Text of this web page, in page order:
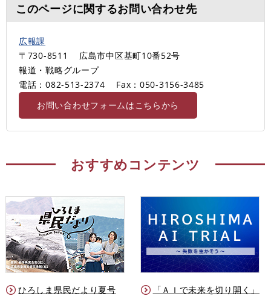
このページに関するお問い合わせ先
広報課
〒730-8511
広島市中区基町10番52号
報道・戦略グループ
電話：082-513-2374
Fax：050-3156-3485
お問い合わせフォームはこちらから
おすすめコンテンツ
ひろしま県民だより夏号
「ＡＩで未来を切り開く」